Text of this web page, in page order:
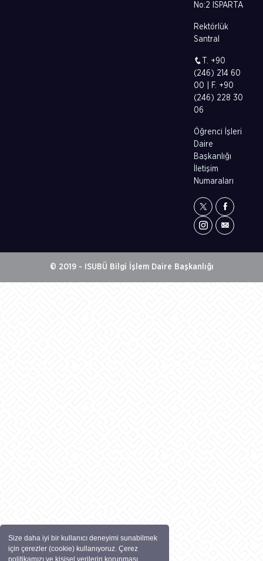
Size daha iyi bir kullanıcı deneyimi sunabilmek
için çerezler (cookie) kullanıyoruz. Çerez
No:2 ISPARTA
Rektörlük
Santral
T. +90
(246) 214 60
00 | F. +90
(246) 228 30
06
Öğrenci İşleri
Daire
Başkanlığı
İletişim
Numaraları
© 2019 - ISUBÜ Bilgi İşlem Daire Başkanlığı